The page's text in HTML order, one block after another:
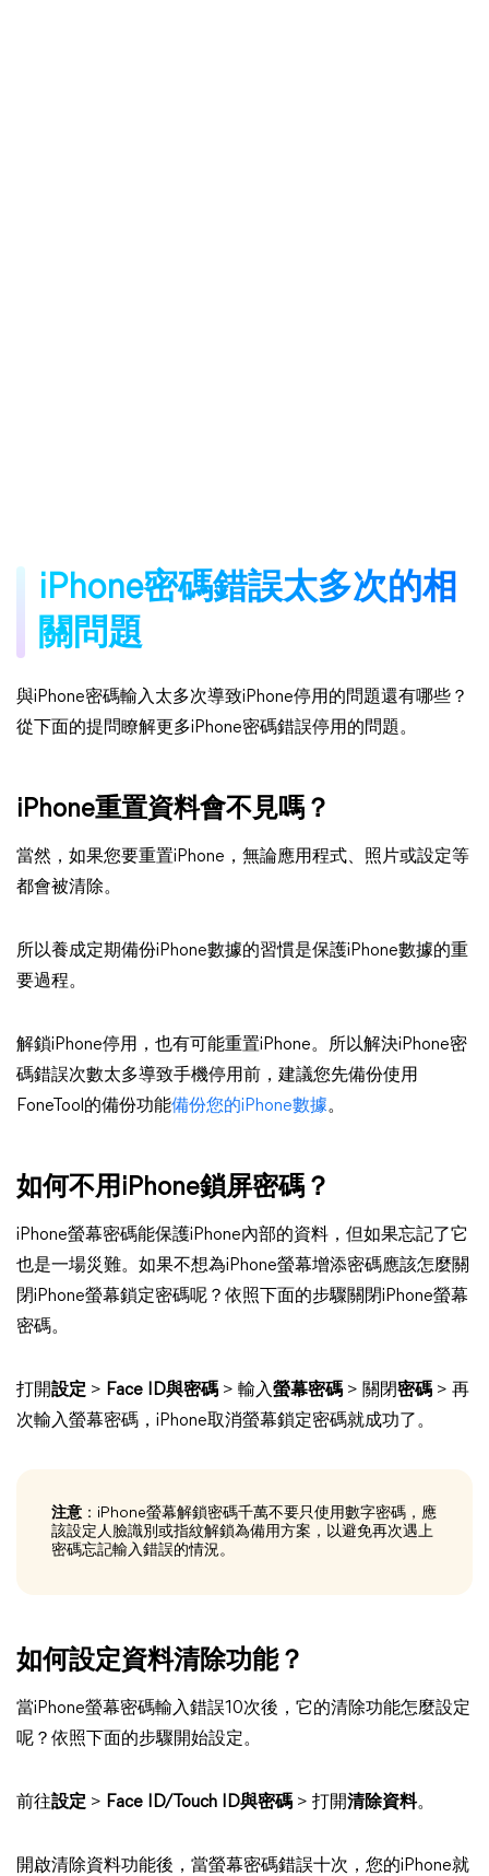
iPhone密碼錯誤太多次的相
關問題
與iPhone密碼輸入太多次導致iPhone停用的問題還有哪些？
從下面的提問瞭解更多iPhone密碼錯誤停用的問題。
iPhone重置資料會不見嗎？
當然，如果您要重置iPhone，無論應用程式、照片或設定等
都會被清除。
所以養成定期備份iPhone數據的習慣是保護iPhone數據的重
要過程。
解鎖iPhone停用，也有可能重置iPhone。所以解決iPhone密
碼錯誤次數太多導致手機停用前，建議您先備份使用
FoneTool的備份功能備份您的iPhone數據。
如何不用iPhone鎖屏密碼？
iPhone螢幕密碼能保護iPhone內部的資料，但如果忘記了它
也是一場災難。如果不想為iPhone螢幕增添密碼應該怎麼關
閉iPhone螢幕鎖定密碼呢？依照下面的步驟關閉iPhone螢幕
密碼。
打開設定 > Face ID與密碼 > 輸入螢幕密碼 > 關閉密碼 > 再
次輸入螢幕密碼，iPhone取消螢幕鎖定密碼就成功了。
注意 ：iPhone螢幕解鎖密碼千萬不要只使用數字密碼，應
該設定人臉識別或指紋解鎖為備用方案，以避免再次遇上
密碼忘記輸入錯誤的情況。
如何設定資料清除功能？
當iPhone螢幕密碼輸入錯誤10次後，它的清除功能怎麼設定
呢？依照下面的步驟開始設定。
前往設定 > Face ID/Touch ID與密碼 > 打開清除資料。
開啟清除資料功能後，當螢幕密碼錯誤十次，您的iPhone就